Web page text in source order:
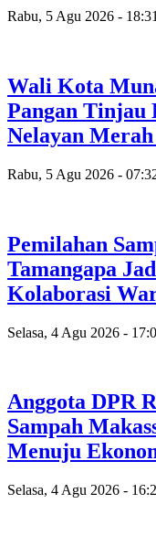
Rabu, 5 Agu 2026 -
Wali Kota
Pangan Tinjau
Nelayan
Rabu, 5 Agu 2026 -
Pemilahan
Tamangapa
Kolaborasi
Selasa, 4 Agu 2026 -
Anggota DPR
Sampah
Menuju
Selasa, 4 Agu 2026 -